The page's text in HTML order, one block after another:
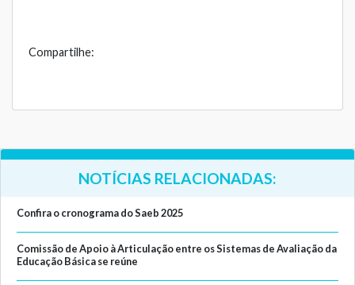
Compartilhe:
NOTÍCIAS RELACIONADAS:
Confira o cronograma do Saeb 2025
Comissão de Apoio à Articulação entre os Sistemas de Avaliação da
Educação Básica se reúne